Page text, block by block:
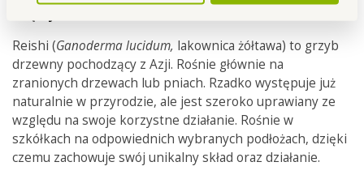
Reishi (Ganoderma lucidum, lakownica żółtawa) to grzyb
drzewny pochodzący z Azji. Rośnie głównie na
zranionych drzewach lub pniach. Rzadko występuje już
naturalnie w przyrodzie, ale jest szeroko uprawiany ze
względu na swoje korzystne działanie. Rośnie w
szkółkach na odpowiednich wybranych podłożach, dzięki
czemu zachowuje swój unikalny skład oraz działanie.